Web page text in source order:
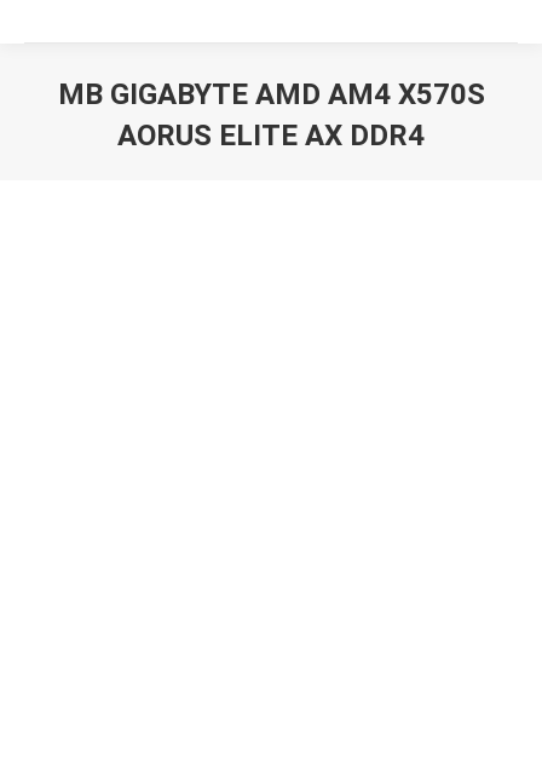
MB GIGABYTE AMD AM4 X570S
AORUS ELITE AX DDR4